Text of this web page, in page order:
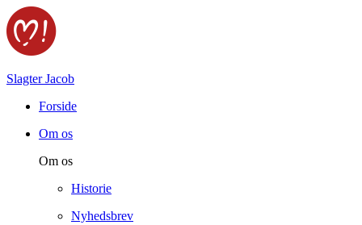
Slagter Jacob
Forside
Om os
Om os
Historie
Nyhedsbrev